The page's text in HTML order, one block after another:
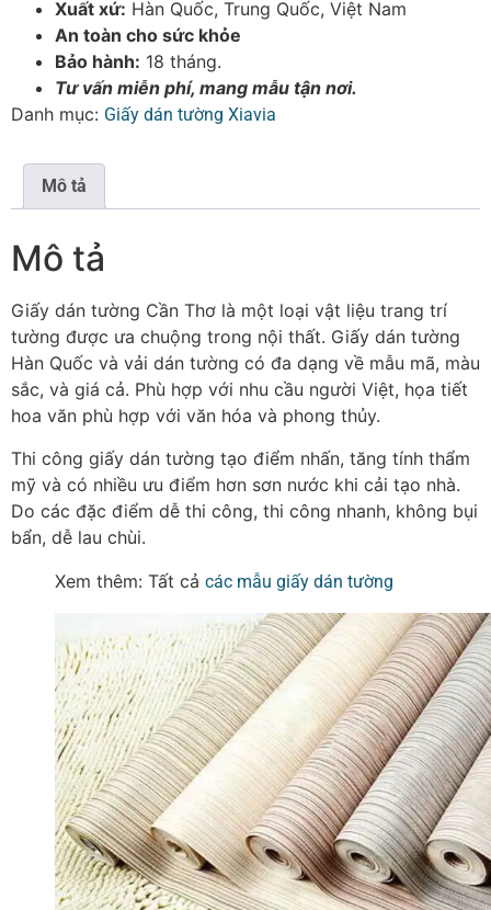
Xuất xứ: Hàn Quốc, Trung Quốc, Việt Nam
An toàn cho sức khỏe
Bảo hành: 18 tháng.
Tư vấn miễn phí, mang mẫu tận nơi.
Danh mục: Giấy dán tường Xiavia
Mô tả
Mô tả
Giấy dán tường Cần Thơ là một loại vật liệu trang trí
tường được ưa chuộng trong nội thất. Giấy dán tường
Hàn Quốc và vải dán tường có đa dạng về mẫu mã, màu
sắc, và giá cả. Phù hợp với nhu cầu người Việt, họa tiết
hoa văn phù hợp với văn hóa và phong thủy.
Thi công giấy dán tường tạo điểm nhấn, tăng tính thẩm
mỹ và có nhiều ưu điểm hơn sơn nước khi cải tạo nhà.
Do các đặc điểm dễ thi công, thi công nhanh, không bụi
bẩn, dễ lau chùi.
Xem thêm: Tất cả các mẫu giấy dán tường